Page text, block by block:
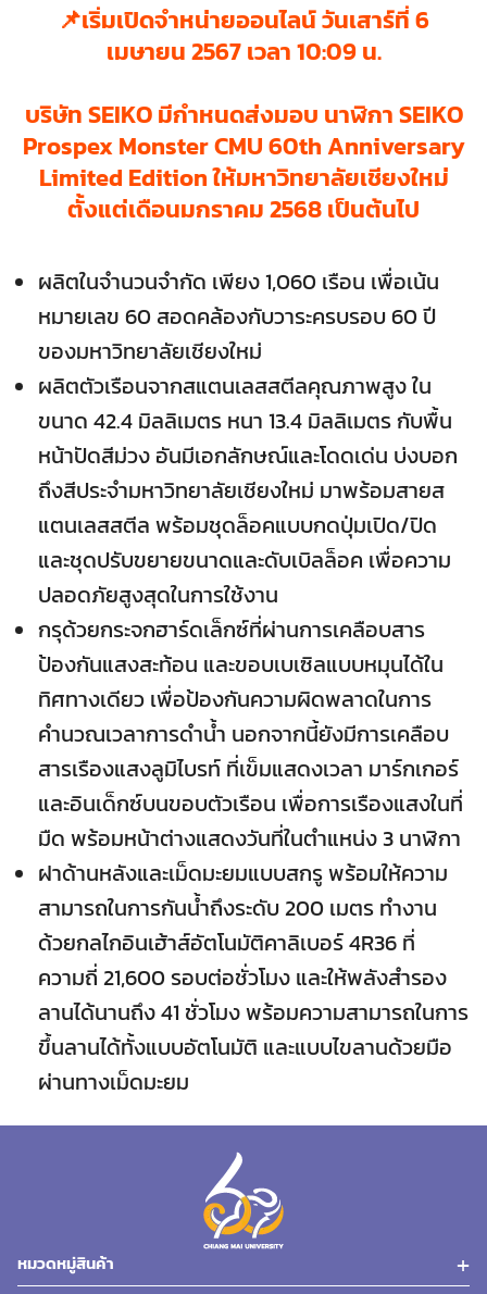
📌เริ่มเปิดจำหน่ายออนไลน์ วันเสาร์ที่ 6
เมษายน 2567 เวลา 10:09 น.
บริษัท SEIKO มีกำหนดส่งมอบ นาฬิกา SEIKO
Prospex Monster CMU 60th Anniversary
Limited Edition ให้มหาวิทยาลัยเชียงใหม่
ตั้งแต่เดือนมกราคม 2568 เป็นต้นไป
ผลิตในจำนวนจำกัด เพียง 1,060 เรือน เพื่อเน้น
หมายเลข 60 สอดคล้องกับวาระครบรอบ 60 ปี
ของมหาวิทยาลัยเชียงใหม่
ผลิตตัวเรือนจากสแตนเลสสตีลคุณภาพสูง ใน
ขนาด 42.4 มิลลิเมตร หนา 13.4 มิลลิเมตร กับพื้น
หน้าปัดสีม่วง อันมีเอกลักษณ์และโดดเด่น บ่งบอก
ถึงสีประจำมหาวิทยาลัยเชียงใหม่ มาพร้อมสายส
แตนเลสสตีล พร้อมชุดล็อคแบบกดปุ่มเปิด/ปิด
และชุดปรับขยายขนาดและดับเบิลล็อค เพื่อความ
ปลอดภัยสูงสุดในการใช้งาน
กรุด้วยกระจกฮาร์ดเล็กซ์ที่ผ่านการเคลือบสาร
ป้องกันแสงสะท้อน และขอบเบเซิลแบบหมุนได้ใน
ทิศทางเดียว เพื่อป้องกันความผิดพลาดในการ
คำนวณเวลาการดำน้ำ นอกจากนี้ยังมีการเคลือบ
สารเรืองแสงลูมิไบรท์ ที่เข็มแสดงเวลา มาร์กเกอร์
และอินเด็กซ์บนขอบตัวเรือน เพื่อการเรืองแสงในที่
มืด พร้อมหน้าต่างแสดงวันที่ในตำแหน่ง 3 นาฬิกา
ฝาด้านหลังและเม็ดมะยมแบบสกรู พร้อมให้ความ
สามารถในการกันน้ำถึงระดับ 200 เมตร ทำงาน
ด้วยกลไกอินเฮ้าส์อัตโนมัติคาลิเบอร์ 4R36 ที่
ความถี่ 21,600 รอบต่อชั่วโมง และให้พลังสำรอง
ลานได้นานถึง 41 ชั่วโมง พร้อมความสามารถในการ
ขึ้นลานได้ทั้งแบบอัตโนมัติ และแบบไขลานด้วยมือ
ผ่านทางเม็ดมะยม
หมวดหมู่สินค้า